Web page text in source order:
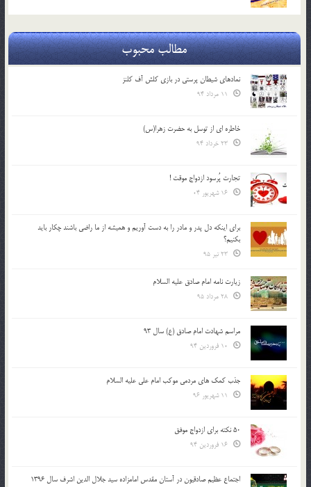
مطالب محبوب
نمادهای شیطان پرستی در بازی کلش آف کلنز
خاطره ای از توسل به حضرت زهرا(س)
تجارت پُرسود ازدواج موقت !
براي اينكه دل پدر و مادر را به دست آوريم و هميشه از ما راضي باشند چكار بايد
بكنيم؟
زیارت نامه امام صادق علیه السلام
مراسم شهادت امام صادق (ع) سال 93
جذب کمک های مردمی موکب امام علی علیه السلام
50 نکته برای ازدواج موفق
اجتماع عظیم صادقیون در آستان مقدس امامزاده سید جلال الدین اشرف سال 1396